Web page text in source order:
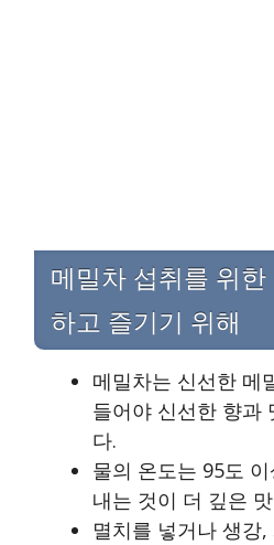
메밀차 섭취를 위한
하고 즐기기 위해
메밀차는 신선한 메
들어야 신선한 향과
다.
물의 온도는 95도
내는 것이 더 깊은
멸치를 넣거나 생강